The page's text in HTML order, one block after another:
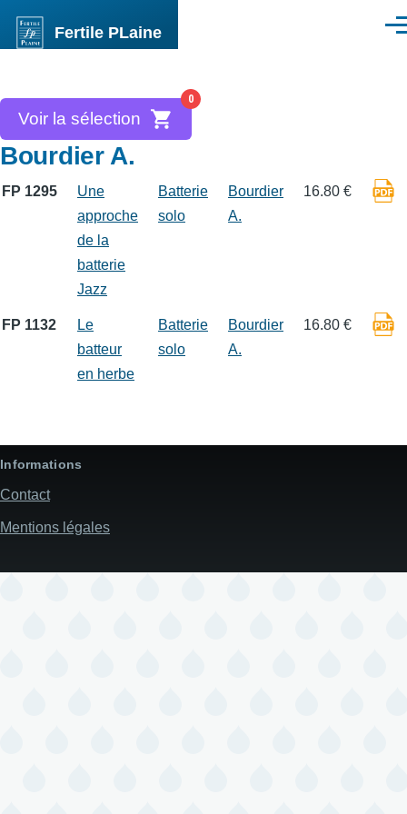
Fertile PLaine
0
Voir la sélection
Bourdier A.
FP 1295
Une
approche
de la
batterie
Jazz
Batterie
solo
Bourdier
A.
16.80 €
FP 1132
Le
batteur
en herbe
Batterie
solo
Bourdier
A.
16.80 €
Informations
Contact
Mentions légales